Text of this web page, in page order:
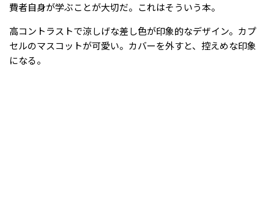
費者自身が学ぶことが大切だ。これはそういう本。
高コントラストで涼しげな差し色が印象的なデザイン。カプ
セルのマスコットが可愛い。カバーを外すと、控えめな印象
になる。